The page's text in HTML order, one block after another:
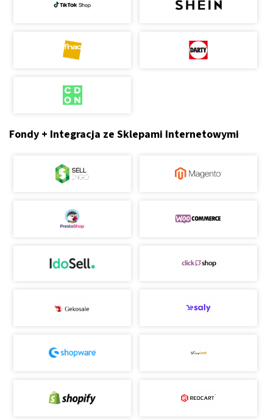
Fondy + Integracja ze Sklepami Internetowymi